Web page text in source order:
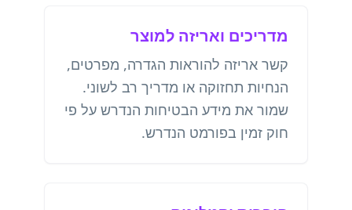
מדריכים ואריזה למוצר
קשר אריזה להוראות הגדרה, מפרטים,
הנחיות תחזוקה או מדריך רב לשוני.
שמור את מידע הבטיחות הנדרש על פי
חוק זמין בפורמט הנדרש.